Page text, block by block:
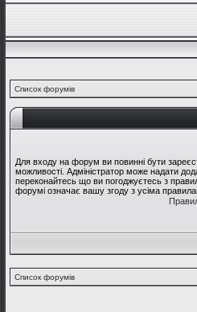
Список форумів
Для входу на форум ви повинні бути
можливості. Адміністратор може надати
переконайтесь що ви погоджуєтесь з
форумі означає вашу згоду з усіма
Список форумів